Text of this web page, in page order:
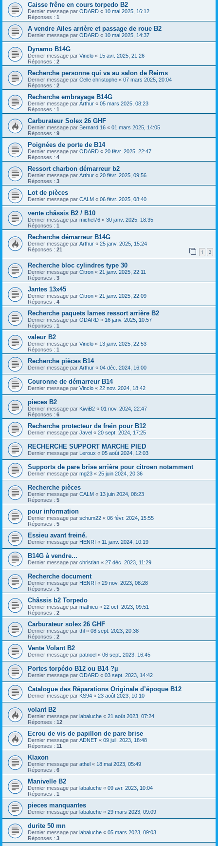
Caisse frêne en cours torpedo B2
Dernier message par ODARD « 10 mai 2025, 16:12
Réponses : 1
A vendre Ailes arrière et passage de roue B2
Dernier message par ODARD « 10 mai 2025, 14:37
Dynamo B14G
Dernier message par Vinclo « 15 avr. 2025, 21:26
Réponses : 2
Recherche personne qui va au salon de Reims
Dernier message par Celle christophe « 07 mars 2025, 20:04
Réponses : 2
Recherche embrayage B14G
Dernier message par Arthur « 05 mars 2025, 08:23
Réponses : 1
Carburateur Solex 26 GHF
Dernier message par Bernard 16 « 01 mars 2025, 14:05
Réponses : 9
Poignées de porte de B14
Dernier message par ODARD « 20 févr. 2025, 22:47
Réponses : 4
Ressort charbon démarreur b2
Dernier message par Arthur « 20 févr. 2025, 09:56
Réponses : 3
Lot de pièces
Dernier message par CALM « 06 févr. 2025, 08:40
vente châssis B2 / B10
Dernier message par michel76 « 30 janv. 2025, 18:35
Réponses : 1
Recherche démarreur B14G
Dernier message par Arthur « 25 janv. 2025, 15:24
Réponses : 21 1 2
Recherche bloc cylindres type 30
Dernier message par Citron « 21 janv. 2025, 22:11
Réponses : 3
Jantes 13x45
Dernier message par Citron « 21 janv. 2025, 22:09
Réponses : 4
Recherche paquets lames ressort arrière B2
Dernier message par ODARD « 16 janv. 2025, 10:57
Réponses : 1
valeur B2
Dernier message par Vinclo « 13 janv. 2025, 22:53
Réponses : 1
Recherche pièces B14
Dernier message par Arthur « 04 déc. 2024, 16:00
Couronne de démarreur B14
Dernier message par Vinclo « 22 nov. 2024, 18:42
pieces B2
Dernier message par KiwiB2 « 01 nov. 2024, 22:47
Réponses : 6
Recherche protecteur de frein pour B12
Dernier message par Javel « 20 sept. 2024, 17:25
RECHERCHE SUPPORT MARCHE PIED
Dernier message par Leroux « 05 août 2024, 12:03
Supports de pare brise arrière pour citroen notamment
Dernier message par mg23 « 25 juin 2024, 20:36
Recherche pièces
Dernier message par CALM « 13 juin 2024, 08:23
Réponses : 5
pour information
Dernier message par schum22 « 06 févr. 2024, 15:55
Réponses : 5
Essieu avant freiné.
Dernier message par HENRI « 11 janv. 2024, 10:19
B14G à vendre...
Dernier message par christian « 27 déc. 2023, 11:29
Recherche document
Dernier message par HENRI « 29 nov. 2023, 08:28
Réponses : 5
Châssis b2 Torpedo
Dernier message par mathieu « 22 oct. 2023, 09:51
Réponses : 2
Carburateur solex 26 GHF
Dernier message par thl « 08 sept. 2023, 20:38
Réponses : 2
Vente Volant B2
Dernier message par patnoel « 06 sept. 2023, 16:45
Portes torpédo B12 ou B14 ?µ
Dernier message par ODARD « 03 sept. 2023, 14:42
Catalogue des Réparations Originale d’époque B12
Dernier message par KS94 « 23 août 2023, 10:10
volant B2
Dernier message par labaluche « 21 août 2023, 07:24
Réponses : 12
Ecrou de vis de papillon de pare brise
Dernier message par ADNET « 09 juil. 2023, 18:48
Réponses : 11
Klaxon
Dernier message par athel « 18 mai 2023, 05:49
Réponses : 6
Manivelle B2
Dernier message par labaluche « 09 avr. 2023, 10:04
Réponses : 1
pieces manquantes
Dernier message par labaluche « 29 mars 2023, 09:09
durite 50 mn
Dernier message par labaluche « 05 mars 2023, 09:03
Réponses : 3